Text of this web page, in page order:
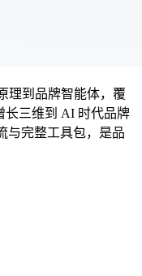
理到品牌智能体，覆
长三维到 AI 时代品牌
与完整工具包，是品